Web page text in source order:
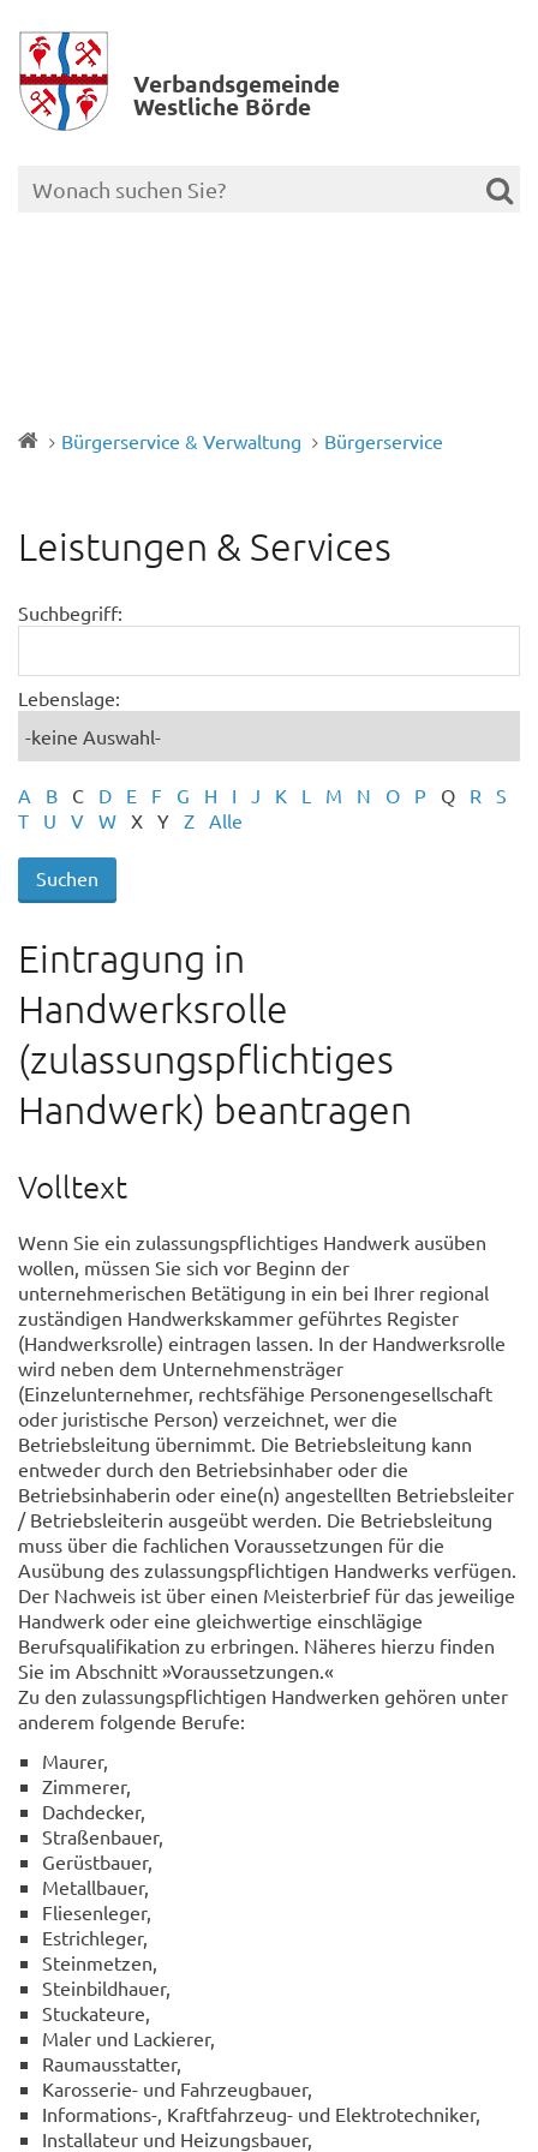
Verbands­gemeinde
Westliche Börde
Bürgerservice & Verwaltung Bürgerservice
Leistungen & Services
Suchbegriff:
Lebenslage:
A B C D E F G H I J K L M N O P Q R
S
T
U V W X Y Z Alle
Eintragung in
Handwerksrolle
(zulassungspflichtiges
Handwerk) beantragen
Volltext
Wenn Sie ein zulassungspflichtiges Handwerk ausüben
wollen, müssen Sie sich vor Beginn der
unternehmerischen Betätigung in ein bei Ihrer regional
zuständigen Handwerkskammer geführtes Register
(Handwerksrolle) eintragen lassen. In der Handwerksrolle
wird neben dem Unternehmensträger
(Einzelunternehmer, rechtsfähige Personengesellschaft
oder juristische Person) verzeichnet, wer die
Betriebsleitung übernimmt. Die Betriebsleitung kann
entweder durch den Betriebsinhaber oder die
Betriebsinhaberin oder eine(n) angestellten Betriebsleiter
/ Betriebsleiterin ausgeübt werden. Die Betriebsleitung
muss über die fachlichen Voraussetzungen für die
Ausübung des zulassungspflichtigen Handwerks verfügen.
Der Nachweis ist über einen Meisterbrief für das jeweilige
Handwerk oder eine gleichwertige einschlägige
Berufsqualifikation zu erbringen. Näheres hierzu finden
Sie im Abschnitt »Voraussetzungen.«
Zu den zulassungspflichtigen Handwerken gehören unter
anderem folgende Berufe:
Maurer,
Zimmerer,
Dachdecker,
Straßenbauer,
Gerüstbauer,
Metallbauer,
Fliesenleger,
Estrichleger,
Steinmetzen,
Steinbildhauer,
Stuckateure,
Maler und Lackierer,
Raumausstatter,
Karosserie- und Fahrzeugbauer,
Informations-, Kraftfahrzeug- und Elektrotechniker,
Installateur und Heizungsbauer,